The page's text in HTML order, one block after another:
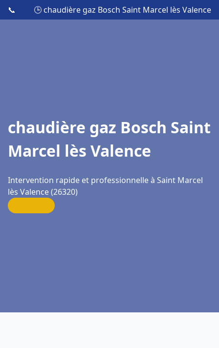
📞 🕒 chaudière gaz Bosch Saint Marcel lès Valence
chaudière gaz Bosch Saint
Marcel lès Valence
Intervention rapide et professionnelle à Saint Marcel
lès Valence (26320)